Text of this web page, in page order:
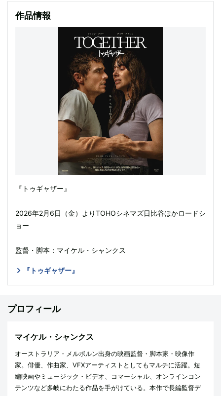
作品情報
『トゥギャザー』
2026年2月6日（金）よりTOHOシネマズ日比谷ほかロードシ
ョー
監督・脚本：マイケル・シャンクス
『トゥギャザー』
プロフィール
マイケル・シャンクス
オーストラリア・メルボルン出身の映画監督・脚本家・映像作
家。俳優、作曲家、VFXアーティストとしてもマルチに活躍。短
編映画やミュージック・ビデオ、コマーシャル、オンラインコン
テンツなど多岐にわたる作品を手がけている。本作で長編監督デ